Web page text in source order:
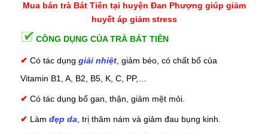
Mua bán trà Bát Tiên tại huyện Đan Phượng giúp giảm
huyết áp giảm stress
CÔNG DỤNG CỦA TRÀ BÁT TIÊN
✔ Có tác dụng giải nhiệt , giảm béo, có chất bổ của
Vitamin B1, A, B2, B5, K, C, PP,…
✔ Có tác dụng bổ gan, thận, giảm mệt mỏi.
✔ Làm đẹp da , trị thâm nám và giảm đau bụng kinh.